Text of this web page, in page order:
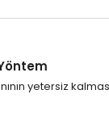
yetersiz